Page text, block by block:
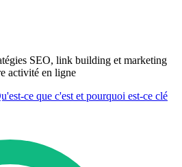
Link Building
🇮🇹 IT
SEO, link building et marketing
activité en ligne